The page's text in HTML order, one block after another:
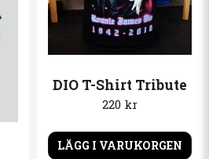
Skicka frågaDIO T-Shirt Tribute
220 kr
LÄGG I VARUKORGEN